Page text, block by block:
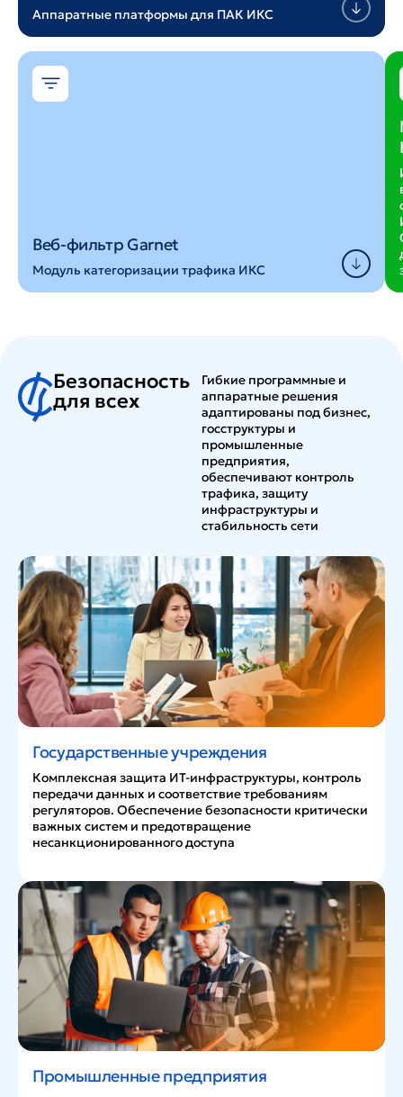
Аппаратные платформы для ПАК ИКС
Веб-фильтр Garnet
Модуль категоризации трафика ИКС
Безопасность
для всех
Гибкие программные и
аппаратные решения
адаптированы под бизнес,
госструктуры и
промышленные
предприятия,
обеспечивают контроль
трафика, защиту
инфраструктуры и
стабильность сети
Государственные учреждения
Комплексная защита ИТ-инфраструктуры, контроль
передачи данных и соответствие требованиям
регуляторов. Обеспечение безопасности критически
важных систем и предотвращение
несанкционированного доступа
Промышленные предприятия